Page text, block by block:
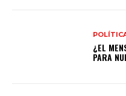
¿EL
PARA